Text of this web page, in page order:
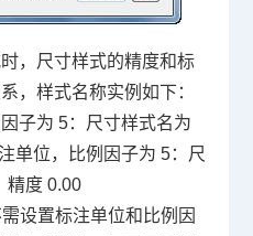
，尺寸样式的精度和标
，样式名称实例如下：
子为 5：尺寸样式名为
单位，比例因子为 5：尺
精度 0.00
设置标注单位和比例因